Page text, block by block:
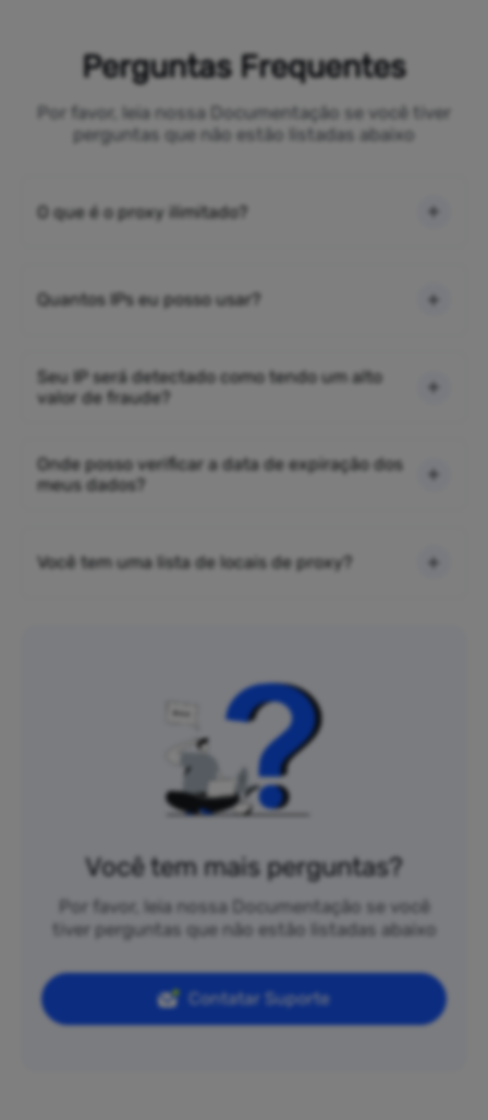
Perguntas Frequentes
Por favor, leia nossa Documentação se você tiver
perguntas que não estão listadas abaixo
O que é o proxy ilimitado?
Quantos IPs eu posso usar?
Seu IP será detectado como tendo um alto
valor de fraude?
Onde posso verificar a data de expiração dos
meus dados?
Você tem uma lista de locais de proxy?
Você tem mais perguntas?
Por favor, leia nossa Documentação se você
tiver perguntas que não estão listadas abaixo
Contatar Suporte